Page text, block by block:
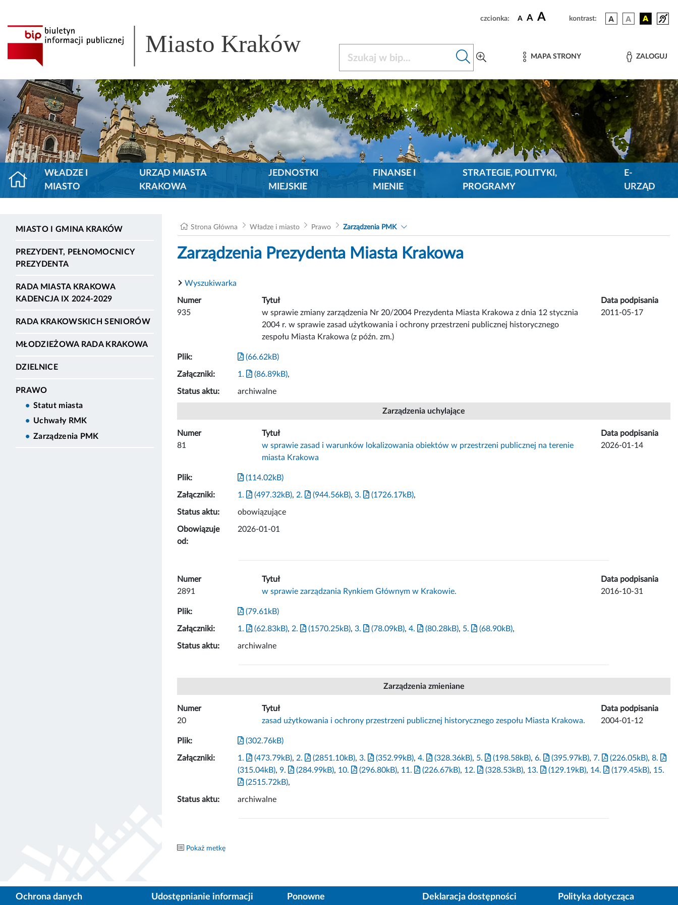
czcionka: A A A kontrast:
Miasto Kraków MAPA STRONY ZALOGUJ
WŁADZE I
MIASTO
URZĄD MIASTA
KRAKOWA
JEDNOSTKI
MIEJSKIE
FINANSE I
MIENIE
STRATEGIE, POLITYKI,
PROGRAMY
E-
URZĄD
MIASTO I GMINA KRAKÓW
PREZYDENT, PEŁNOMOCNICY
PREZYDENTA
RADA MIASTA KRAKOWA
KADENCJA IX 2024-2029
RADA KRAKOWSKICH SENIORÓW
MŁODZIEŻOWA RADA KRAKOWA
DZIELNICE
PRAWO
Statut miasta
Uchwały RMK
Zarządzenia PMK
Strona Główna Władze i miasto Prawo Zarządzenia PMK
Zarządzenia Prezydenta Miasta Krakowa
Wyszukiwarka
Numer Tytuł
Data podpisania
935
w sprawie zmiany zarządzenia Nr 20/2004 Prezydenta Miasta Krakowa z dnia 12 stycznia
2004 r. w sprawie zasad użytkowania i ochrony przestrzeni publicznej historycznego
zespołu Miasta Krakowa (z późn. zm.)
2011-05-17
Plik: (66.62kB)
Załączniki: 1. (86.89kB),
Status aktu: archiwalne
Zarządzenia uchylające
Numer Tytuł
Data podpisania
81
w sprawie zasad i warunków lokalizowania obiektów w przestrzeni publicznej na terenie
miasta Krakowa
2026-01-14
Plik: (114.02kB)
Załączniki: 1. (497.32kB), 2. (944.56kB), 3. (1726.17kB),
Status aktu: obowiązujące
Obowiązuje
od:
2026-01-01
Numer Tytuł
Data podpisania
2891
w sprawie zarządzania Rynkiem Głównym w Krakowie. 2016-10-31
Plik: (79.61kB)
Załączniki: 1. (62.83kB), 2. (1570.25kB), 3. (78.09kB), 4. (80.28kB), 5. (68.90kB),
Status aktu: archiwalne
Zarządzenia zmieniane
Numer Tytuł
Data podpisania
20
zasad użytkowania i ochrony przestrzeni publicznej historycznego zespołu Miasta Krakowa. 2004-01-12
Plik: (302.76kB)
Załączniki: 1. (473.79kB), 2. (2851.10kB), 3. (352.99kB), 4. (328.36kB), 5. (198.58kB), 6. (395.97kB), 7. (226.05kB), 8.
(315.04kB), 9. (284.99kB), 10. (296.80kB), 11. (226.67kB), 12. (328.53kB), 13. (129.19kB), 14. (179.45kB), 15.
(2515.72kB),
Status aktu: archiwalne
Pokaż metkę
Ochrona danych Udostępnianie informacji Ponowne Deklaracja dostępności Polityka dotycząca